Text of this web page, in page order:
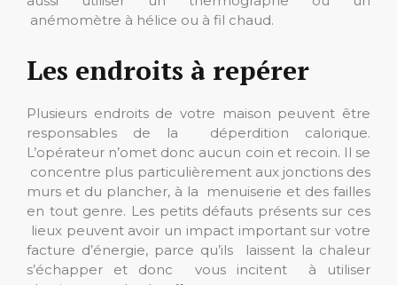
anémomètre à hélice ou à fil chaud.
Les endroits à repérer
Plusieurs endroits de votre maison peuvent être
responsables de la déperdition calorique.
L’opérateur n’omet donc aucun coin et recoin. Il se
concentre plus particulièrement aux jonctions des
murs et du plancher, à la menuiserie et des failles
en tout genre. Les petits défauts présents sur ces
lieux peuvent avoir un impact important sur votre
facture d’énergie, parce qu’ils laissent la chaleur
s’échapper et donc vous incitent à utiliser